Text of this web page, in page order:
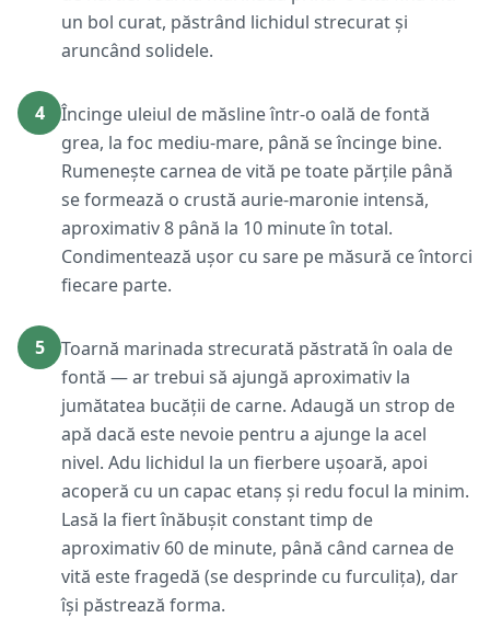
un bol curat, păstrând lichidul strecurat și
aruncând solidele.
4
Încinge uleiul de măsline într-o oală de fontă
grea, la foc mediu-mare, până se încinge bine.
Rumenește carnea de vită pe toate părțile până
se formează o crustă aurie-maronie intensă,
aproximativ 8 până la 10 minute în total.
Condimentează ușor cu sare pe măsură ce întorci
fiecare parte.
5
Toarnă marinada strecurată păstrată în oala de
fontă — ar trebui să ajungă aproximativ la
jumătatea bucății de carne. Adaugă un strop de
apă dacă este nevoie pentru a ajunge la acel
nivel. Adu lichidul la un fierbere ușoară, apoi
acoperă cu un capac etanș și redu focul la minim.
Lasă la fiert înăbușit constant timp de
aproximativ 60 de minute, până când carnea de
vită este fragedă (se desprinde cu furculița), dar
își păstrează forma.